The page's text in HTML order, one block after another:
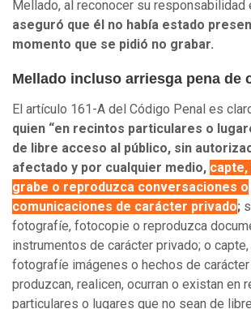
Mellado, al reconocer su responsabilidad
aseguró que él no había estado
momento que se pidió no grabar.
Mellado incluso arriesga pena de
El artículo 161-A del Código Penal es
quien “en recintos particulares o
de libre acceso al público, sin
afectado y por cualquier medio,
grabe o reproduzca conversaciones o
comunicaciones de carácter privado;
fotografíe, fotocopie o reproduzca
instrumentos de carácter privado; o
fotografíe imágenes o hechos de
produzcan, realicen, ocurran o existan en
particulares o lugares que no sean de